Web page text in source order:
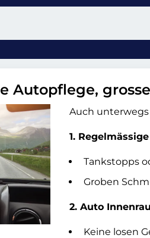
Autopflege,
Auch
1.
Tankstopps
Groben
2. Auto
Keine losen